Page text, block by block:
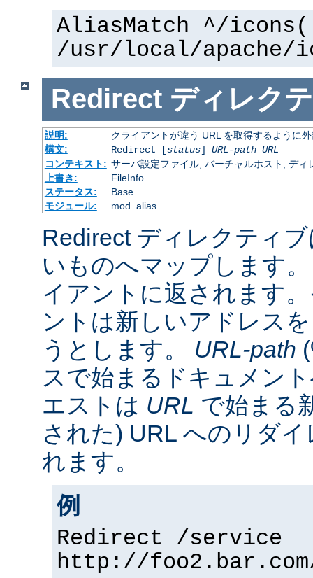
AliasMatch ^/
/usr/local/apache/
Redirect ディレク
説明:
クライアントが違う URL を取得するように
構文:
Redirect [status] URL-path URL
コンテキスト: サーバ設定ファイル, バーチャルホスト, ディ
上書き:
FileInfo
ステータス:
Base
モジュール:
mod_alias
Redirect ディレクティ
いものへマップします
イアントに返されます
ントは新しいアドレス
うとします。 URL-path
スで始まるドキュメン
エストは URL で始まる
された) URL へのリダ
れます。
例
Redirect /service
http://